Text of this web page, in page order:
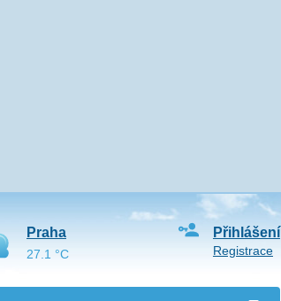
Přihlášení
Registrace
Praha
27.1 °C